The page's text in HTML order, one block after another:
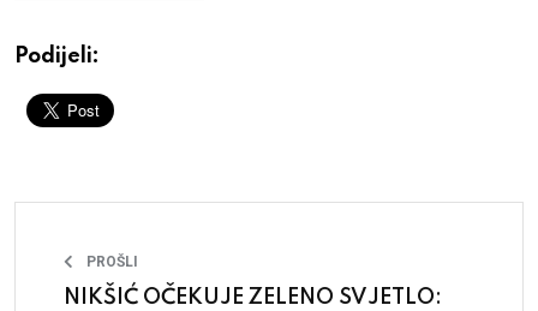
Podijeli:
PROŠLI
NIKŠIĆ OČEKUJE ZELENO SVJETLO: